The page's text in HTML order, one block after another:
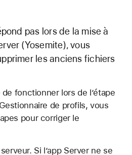
pas lors de la mise à
(Yosemite), vous
les anciens fichiers
de fonctionner lors de l’étape
de profils, vous
pour corriger le
Si l’app Server ne se